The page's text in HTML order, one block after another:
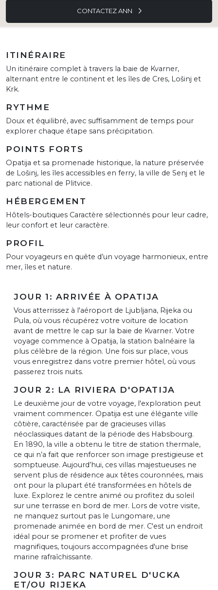
CONTACTEZ ANN
ITINÉRAIRE
Un itinéraire complet à travers la baie de Kvarner,
alternant entre le continent et les îles de Cres, Lošinj et
Krk.
RYTHME
Doux et équilibré, avec suffisamment de temps pour
explorer chaque étape sans précipitation.
POINTS FORTS
Opatija et sa promenade historique, la nature préservée
de Lošinj, les îles accessibles en ferry, la ville de Senj et le
parc national de Plitvice.
HÉBERGEMENT
Hôtels-boutiques Caractère sélectionnés pour leur cadre,
leur confort et leur caractère.
PROFIL
Pour voyageurs en quête d’un voyage harmonieux, entre
mer, îles et nature.
JOUR 1: ARRIVÉE À OPATIJA
Vous atterrissez à l'aéroport de Ljubljana, Rijeka ou
Pula, où vous récupérez votre voiture de location
avant de mettre le cap sur la baie de Kvarner. Votre
voyage commence à Opatija, la station balnéaire la
plus célèbre de la région. Une fois sur place, vous
vous enregistrez dans votre premier hôtel, où vous
passerez trois nuits.
JOUR 2: LA RIVIERA D'OPATIJA
Le deuxième jour de votre voyage, l'exploration peut
vraiment commencer. Opatija est une élégante ville
côtière, caractérisée par de gracieuses villas
néoclassiques datant de la période des Habsbourg.
En 1890, la ville a obtenu le titre de station thermale,
ce qui n’a fait que renforcer son image prestigieuse et
somptueuse. Aujourd’hui, ces villas majestueuses ne
servent plus de résidence aux têtes couronnées, mais
ont pour la plupart été transformées en hôtels de
luxe. Explorez le centre animé ou profitez du soleil
sur une terrasse en bord de mer. Lors de votre visite,
ne manquez surtout pas le Lungomare, une
promenade animée en bord de mer. C'est un endroit
idéal pour se promener et profiter de vues
magnifiques, toujours accompagnées d'une brise
marine rafraîchissante.
JOUR 3: PARC NATUREL D'UCKA
ET/OU RIJEKA